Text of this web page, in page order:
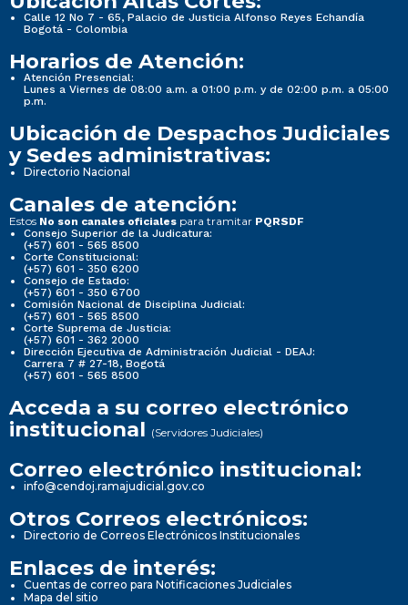
Calle 12 No 7 - 65, Palacio de Justicia Alfonso Reyes Echandía
Bogotá - Colombia
Horarios de Atención:
Atención Presencial:
Lunes a Viernes de 08:00 a.m. a 01:00 p.m. y de 02:00 p.m. a 05:00
p.m.
Ubicación de Despachos Judiciales
y Sedes administrativas:
Directorio Nacional
Canales de atención:
Estos No son canales oficiales para tramitar PQRSDF
Consejo Superior de la Judicatura:
(+57) 601 - 565 8500
Corte Constitucional:
(+57) 601 - 350 6200
Consejo de Estado:
(+57) 601 - 350 6700
Comisión Nacional de Disciplina Judicial:
(+57) 601 - 565 8500
Corte Suprema de Justicia:
(+57) 601 - 362 2000
Dirección Ejecutiva de Administración Judicial - DEAJ:
Carrera 7 # 27-18, Bogotá
(+57) 601 - 565 8500
Acceda a su correo electrónico
institucional (Servidores Judiciales)
Correo electrónico institucional:
info@cendoj.ramajudicial.gov.co
Otros Correos electrónicos:
Directorio de Correos Electrónicos Institucionales
Enlaces de interés:
Cuentas de correo para Notificaciones Judiciales
Mapa del sitio